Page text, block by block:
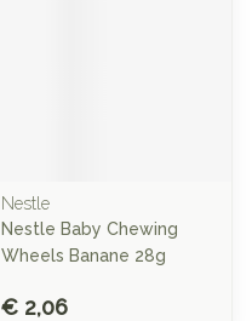
Nestle
Nestle Baby Chewing
Wheels Banane 28g
€ 2,06